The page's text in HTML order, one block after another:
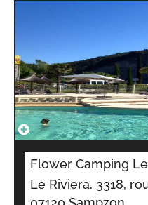
Flower Camping
Le Riviera. 3318,